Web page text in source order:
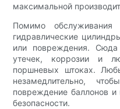
максимальной
Помимо обслуживания
гидравлические
или повреждения.
утечек, коррозии и
поршневых штоках.
незамедлительно,
повреждение баллонов и
безопасности.